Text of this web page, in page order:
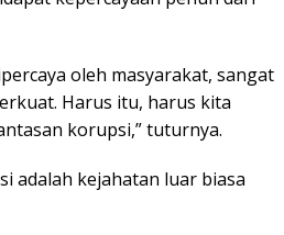
oleh masyarakat, sangat
Harus itu, harus kita
korupsi,” tuturnya.
adalah kejahatan luar biasa